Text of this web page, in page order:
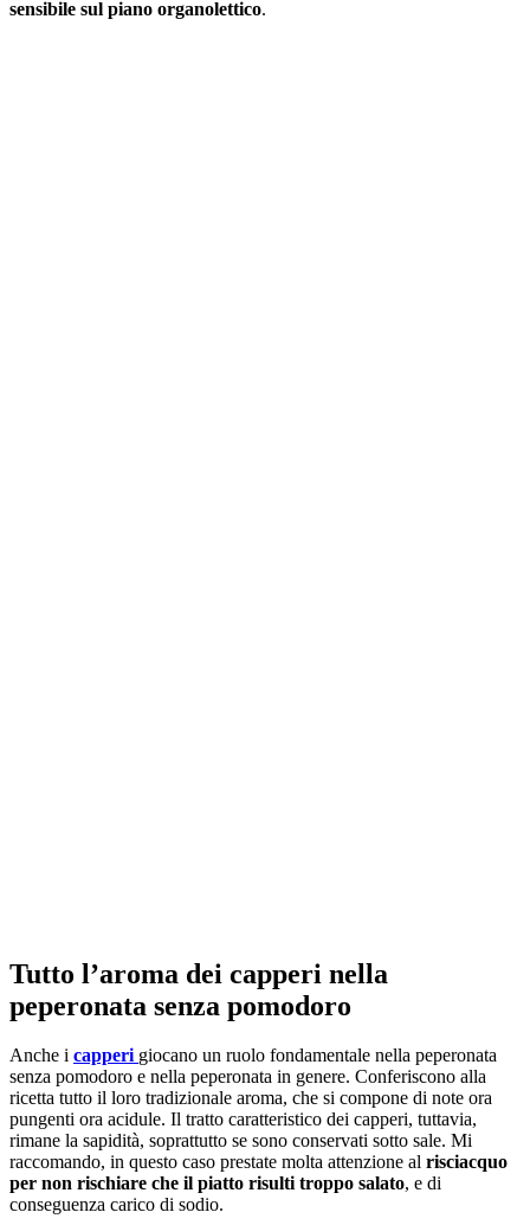
sensibile sul piano organolettico.
Tutto l’aroma dei capperi nella
peperonata senza pomodoro
Anche i capperi giocano un ruolo fondamentale nella peperonata
senza pomodoro e nella peperonata in genere. Conferiscono alla
ricetta tutto il loro tradizionale aroma, che si compone di note ora
pungenti ora acidule. Il tratto caratteristico dei capperi, tuttavia,
rimane la sapidità, soprattutto se sono conservati sotto sale. Mi
raccomando, in questo caso prestate molta attenzione al risciacquo
per non rischiare che il piatto risulti troppo salato, e di
conseguenza carico di sodio.